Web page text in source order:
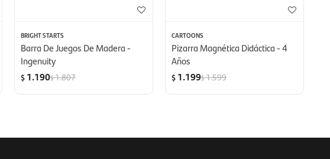
BRIGHT STARTS
Barra De Juegos De Madera -
Ingenuity
$ 1.190$1.807
CARTOONS
Pizarra Magnética Didáctica - 4
Años
$ 1.199$1.599